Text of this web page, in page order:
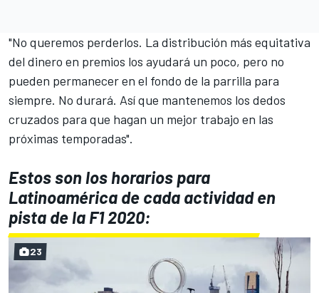
"No queremos perderlos. La distribución más equitativa
del dinero en premios los ayudará un poco, pero no
pueden permanecer en el fondo de la parrilla para
siempre. No durará. Así que mantenemos los dedos
cruzados para que hagan un mejor trabajo en las
próximas temporadas".
Estos son los horarios para
Latinoamérica de cada actividad en
pista de la F1 2020:
23